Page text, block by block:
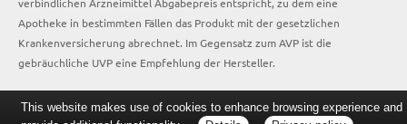
Apotheke in bestimmten Fällen das Produkt mit der gesetzlichen
Krankenversicherung abrechnet. Im Gegensatz zum AVP ist die
gebräuchliche UVP eine Empfehlung der Hersteller.
This website makes use of cookies to enhance browsing experience and